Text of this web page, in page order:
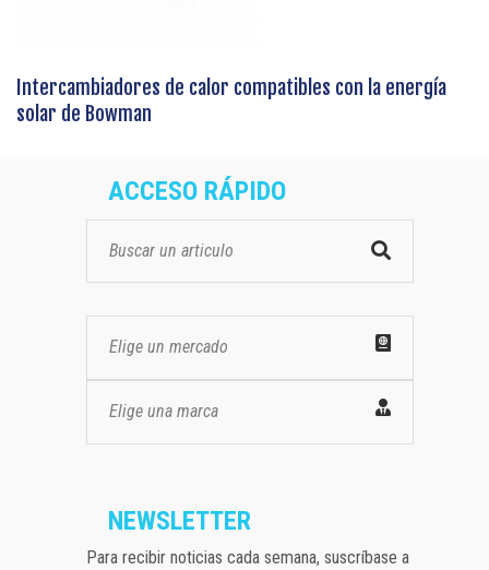
Intercambiadores de calor compatibles con la energía
solar de Bowman
ACCESO RÁPIDO
Elige un mercado
Elige una marca
NEWSLETTER
Para recibir noticias cada semana, suscríbase a